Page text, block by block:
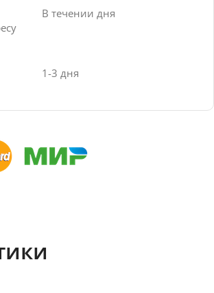
В течении дня
1-3 дня